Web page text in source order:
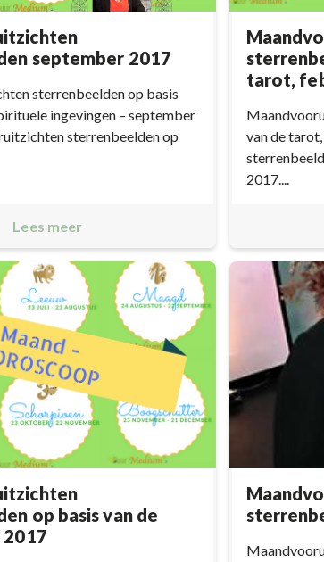
september 2017
sterrenbeelden op basis
ingevingen – september
sterrenbeelden op
Lees meer
tarot,
van de
2017....
op basis van de